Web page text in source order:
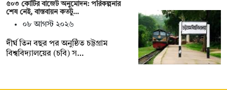
৫০৩ কোটির বাজেট অনুমোদন: পরিকল্পনার
শেষ নেই, বাস্তবায়ন কতটু…
০৮ আগস্ট ২০২৬
দীর্ঘ তিন বছর পর অনুষ্ঠিত চট্টগ্রাম
বিশ্ববিদ্যালয়ের (চবি) স…